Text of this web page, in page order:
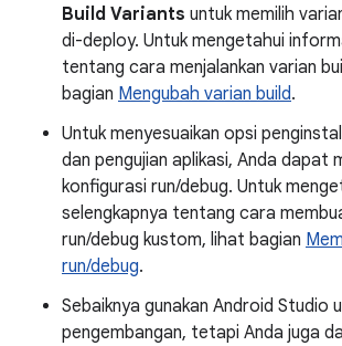
Build Variants untuk memilih
di-deploy. Untuk mengetahui
tentang cara menjalankan varian
bagian Mengubah varian build.
Untuk menyesuaikan opsi
dan pengujian aplikasi, Anda dapat
konfigurasi run/debug. Untuk
selengkapnya tentang cara
run/debug kustom, lihat bagian
run/debug.
Sebaiknya gunakan Android Studio
pengembangan, tetapi Anda juga